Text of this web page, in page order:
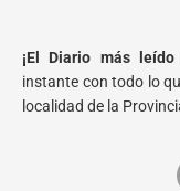
¡El Diario más
instante con todo lo
localidad de la